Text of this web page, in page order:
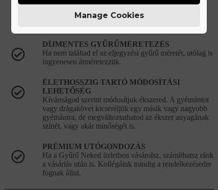
LEHETŐSÉG
Ékszered eredeti csillogását bármikor ingyenesen
DÍJMENTES GYŰRŰMÉRETEZÉS
Ha nem találtad el az eljegyzési gyűrű méretét, utólag is
ingyenesen átméretezzük.
ÉLETHOSSZIG TARTÓ MÓDOSÍTÁSI
LEHETŐSÉG
Kívánságod szerint módosítjuk ékszered. A gyémántot
vagy drágakövet kicseréljük egy másik vagy nagyobb
gyémántra, de megváltoztathatod az ékszer anyagának
színét, vagy akár minőségét is.
PRÉMIUM UTÓGONDOZÁS
Ha a Gyűrű Neked üzletben vásárolsz, számíthatsz ránk
a vásárlás után is. Kollégáink mindig a rendelkezésedre
fognak állni.
Manage Cookies